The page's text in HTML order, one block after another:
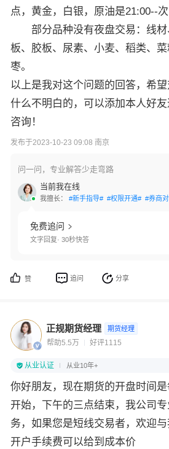
点，黄金，白银，原油是21:00--次
部分品种没有夜盘交易：线材
板、胶板、尿素、小麦、稻类、
枣。
以上是我对这个问题的回答，希
什么不明白的，可以添加本人好
咨询！
发布于2023-10-23 09:08 南京
问一问，专业解答少走弯路
当前我在线
我擅长： #新手指导# #权限开通# #券商
免费追问
文字回复· 30秒快答
赞 追问 分享
正规期货经理 期货经理
帮助5.5万 好评1115
从业认证 从业10年+
你好朋友，现在期货的开盘时间
开始，下午的三点结束，我公司
务，如果您是短线交易者，欢迎
开户手续费可以给到成本价